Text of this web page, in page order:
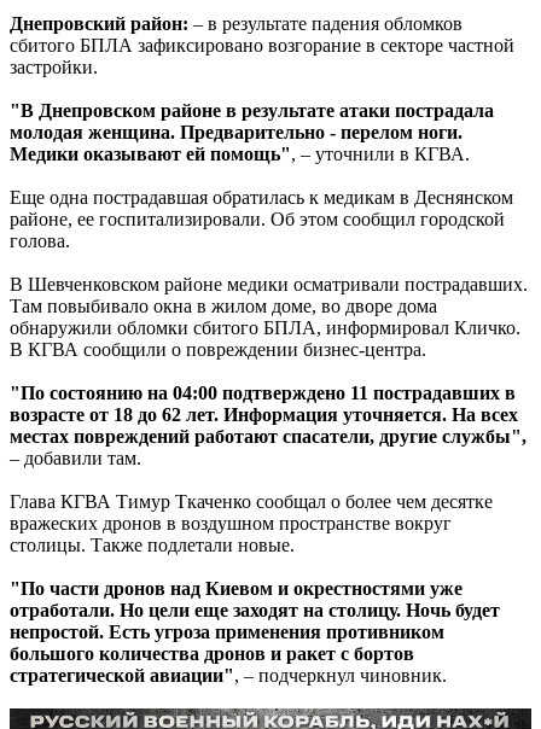
Днепровский район: – в результате падения обломков
сбитого БПЛА зафиксировано возгорание в секторе частной
застройки.
"В Днепровском районе в результате атаки пострадала
молодая женщина. Предварительно - перелом ноги.
Медики оказывают ей помощь", – уточнили в КГВА.
Еще одна пострадавшая обратилась к медикам в Деснянском
районе, ее госпитализировали. Об этом сообщил городской
голова.
В Шевченковском районе медики осматривали пострадавших.
Там повыбивало окна в жилом доме, во дворе дома
обнаружили обломки сбитого БПЛА, информировал Кличко.
В КГВА сообщили о повреждении бизнес-центра.
"По состоянию на 04:00 подтверждено 11 пострадавших в
возрасте от 18 до 62 лет. Информация уточняется. На всех
местах повреждений работают спасатели, другие службы",
– добавили там.
Глава КГВА Тимур Ткаченко сообщал о более чем десятке
вражеских дронов в воздушном пространстве вокруг
столицы. Также подлетали новые.
"По части дронов над Киевом и окрестностями уже
отработали. Но цели еще заходят на столицу. Ночь будет
непростой. Есть угроза применения противником
большого количества дронов и ракет с бортов
стратегической авиации", – подчеркнул чиновник.